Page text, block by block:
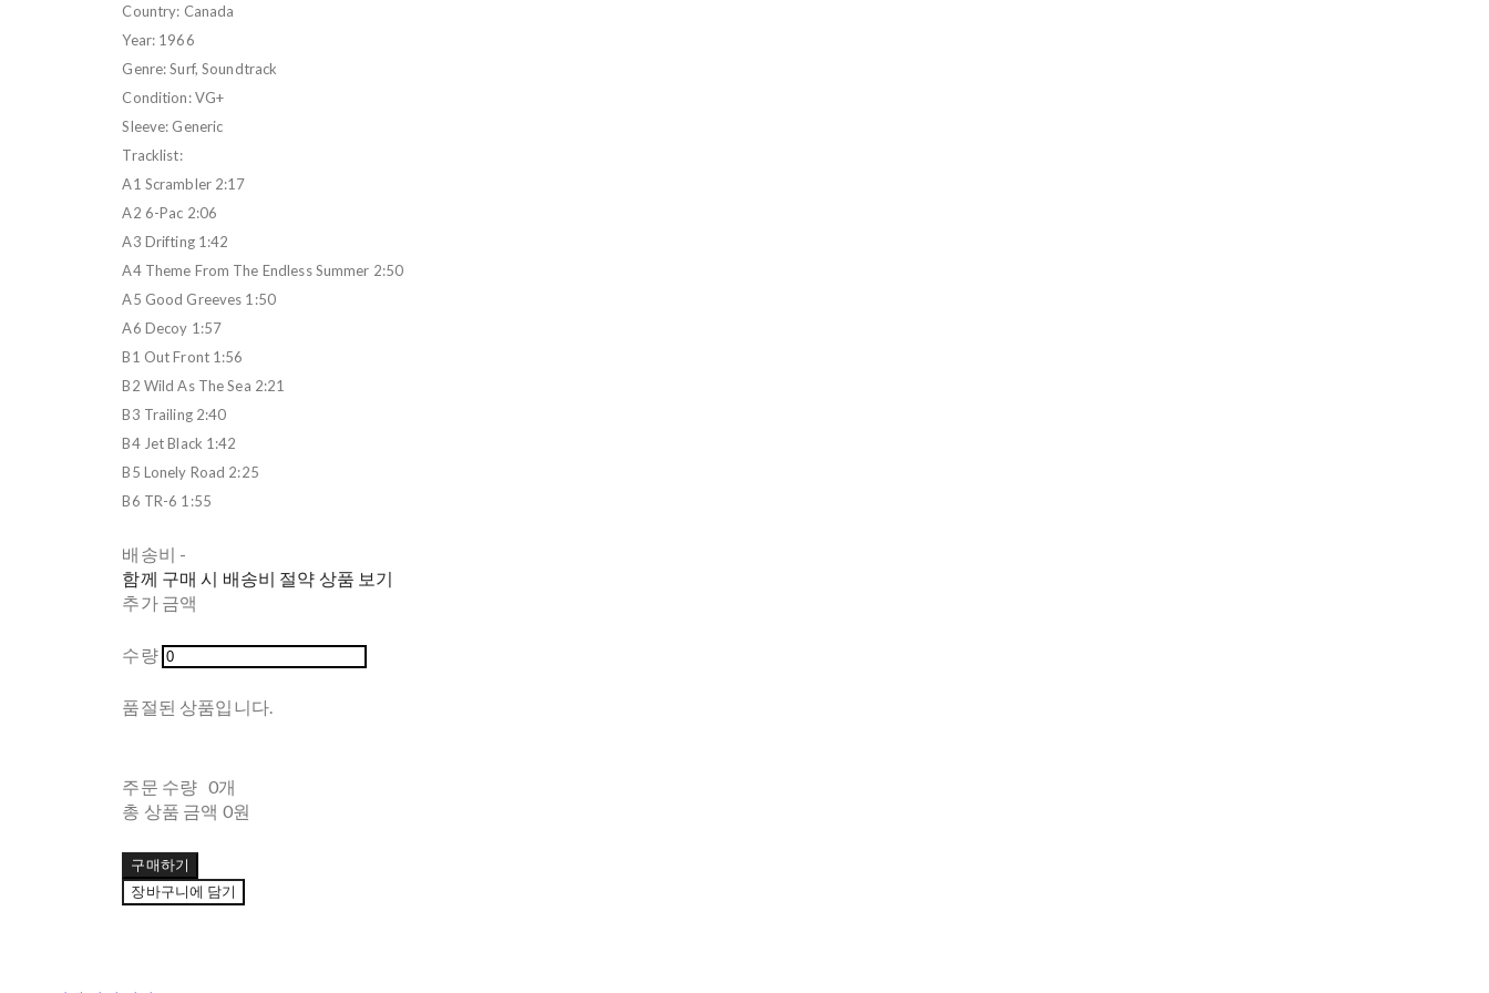
Country: Canada
Year: 1966
Genre: Surf, Soundtrack
Condition: VG+
Sleeve: Generic
Tracklist:
A1 Scrambler 2:17
A2 6-Pac 2:06
A3 Drifting 1:42
A4 Theme From The Endless Summer 2:50
A5 Good Greeves 1:50
A6 Decoy 1:57
B1 Out Front 1:56
B2 Wild As The Sea 2:21
B3 Trailing 2:40
B4 Jet Black 1:42
B5 Lonely Road 2:25
B6 TR-6 1:55
배송비 -
함께 구매 시 배송비 절약 상품 보기
추가 금액
수량
품절된 상품입니다.
주문 수량 0개
총 상품 금액 0원
구매하기
장바구니에 담기